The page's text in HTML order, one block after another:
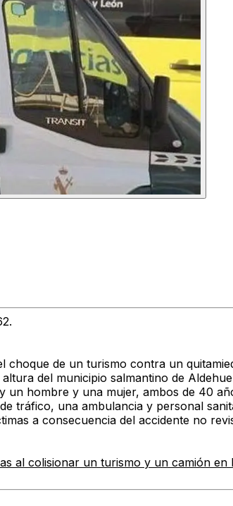
choque de un turismo contra un
del municipio salmantino de
un hombre y una mujer, ambos de 40
tráfico, una ambulancia y personal
a consecuencia del accidente no
al colisionar un turismo y un camión